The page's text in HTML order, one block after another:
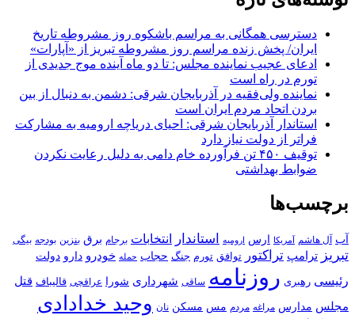
دسترسی همگانی به مراسم باشکوه روز مشروطه تاریخ
ایران/ پخش زنده مراسم روز مشروطه تبریز از «آپارات»
ادعای عجیب نماینده مجلس: تا دو ماه آینده موج جدیدی از
تورم در راه است
نماینده ولی‌فقیه در آذربایجان شرقی: دشمن به دنبال از بین
بردن اتحاد مردم ایران است
استاندار آذربایجان شرقی: احیای دریاچه ارومیه به مشارکت
فراتر از دولت نیاز دارد
توقیف ۴۵۰ تن فرآورده خام دامی به دلیل رعایت نکردن
ضوابط بهداشتی
برچسب‌ها
آب آل هاشم آمریکا ارس ارومیه استاندار انتخابات برجام برق بنزین بودجه بیگی
تبریز ترامپ تراکتور توافق تورم جنگ حجاب حمله خودرو دارو دولت
رئیسی رهبری روزنامه ساقی شهرداری شورا عراقچی قالیباف قتل
مجلس مدارس مراغه مردم مس مسکن نان وحید خدادادی